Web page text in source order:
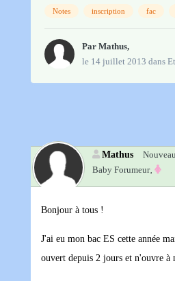
Notes inscription fac
Par Mathus,
le 14 juillet 2013 dans
Mathus Nouveau
Baby Forumeur‚
Bonjour à tous !
J'ai eu mon bac ES cette année
ouvert depuis 2 jours et n'ouvre à